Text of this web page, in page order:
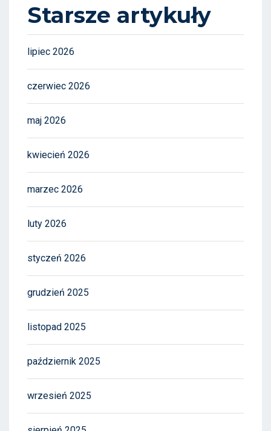
Starsze artykuły
lipiec 2026
czerwiec 2026
maj 2026
kwiecień 2026
marzec 2026
luty 2026
styczeń 2026
grudzień 2025
listopad 2025
październik 2025
wrzesień 2025